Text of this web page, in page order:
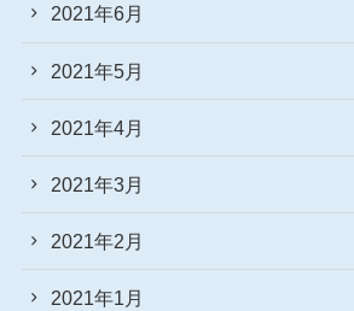
2021年6月
2021年5月
2021年4月
2021年3月
2021年2月
2021年1月